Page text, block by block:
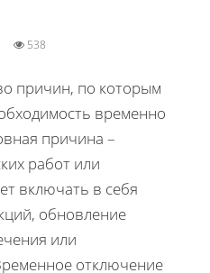
538
причин, по которым
временно
причина –
работ или
включать в себя
обновление
или
отключение